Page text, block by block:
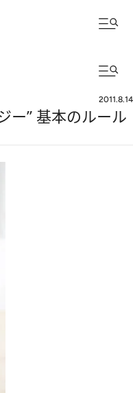
2011.8.14
ー” 基本のルール